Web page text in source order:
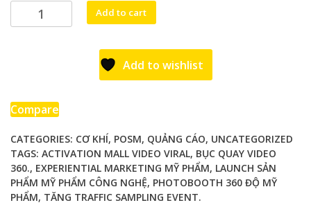
Photobooth
360
Cho
Lược
Launch
Sản
Phẩm
Add to cart
Add to wishlist
Compare
CATEGORIES: CƠ KHÍ, POSM, QUẢNG CÁO, UNCATEGORIZED
TAGS: ACTIVATION MALL VIDEO VIRAL, BỤC QUAY VIDEO
360., EXPERIENTIAL MARKETING MỸ PHẨM, LAUNCH SẢN
PHẨM MỸ PHẨM CÔNG NGHỆ, PHOTOBOOTH 360 ĐỘ MỸ
PHẨM, TĂNG TRAFFIC SAMPLING EVENT.